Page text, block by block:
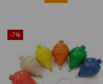
-7%